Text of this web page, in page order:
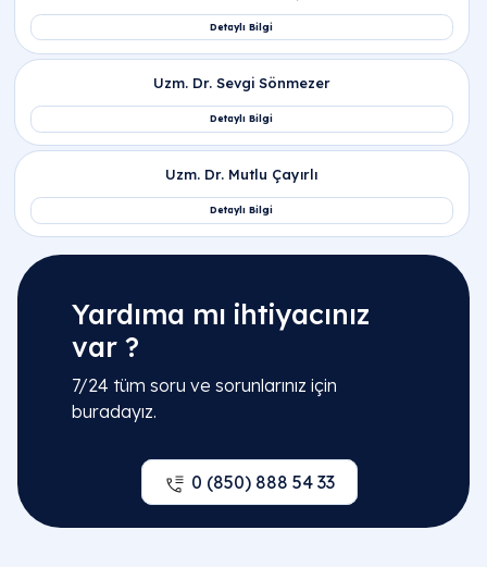
Yardıma mı ihtiyacınız
var ?
7/24 tüm soru ve sorunlarınız için
buradayız.
0 (850) 888 54 33